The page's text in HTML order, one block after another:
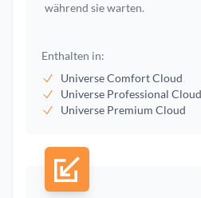
während sie warten.
Enthalten in:
Universe Comfort Cloud
Universe Professional Cloud
Universe Premium Cloud